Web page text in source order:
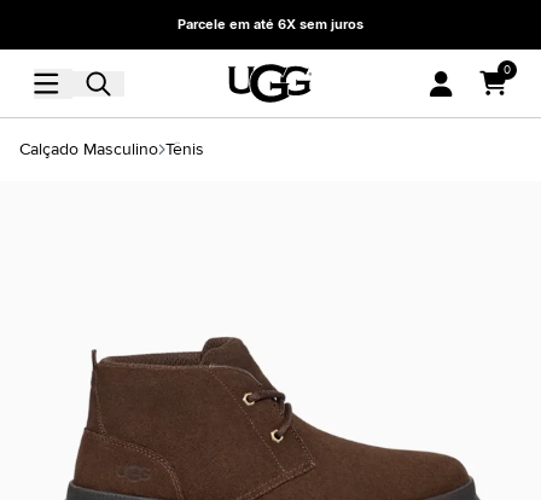
Parcele em até 6X sem juros
0
Calçado Masculino Tênis